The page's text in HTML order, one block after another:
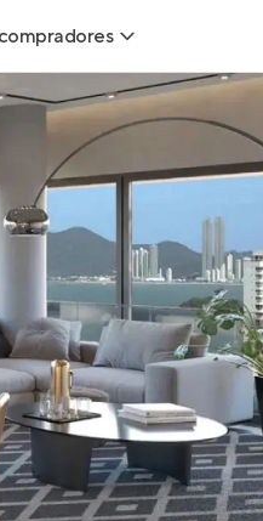
um imóvel novo
seu Poder de Compra
x Alugar
do INCC
de Financiamento
um corretor